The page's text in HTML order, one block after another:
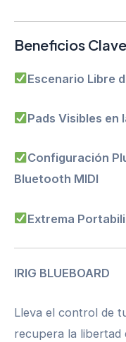
Beneficios Clave
Escenario Libre
Pads Visibles en
Configuración
Bluetooth MIDI
Extrema
IRIG BLUEBOARD
Lleva el control de
recupera la libertad